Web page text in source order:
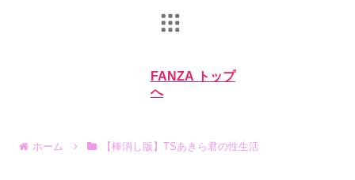
FANZA トップ
へ
オンラインゲーム
ホーム 【棒消し版】TSあきら君の性生活